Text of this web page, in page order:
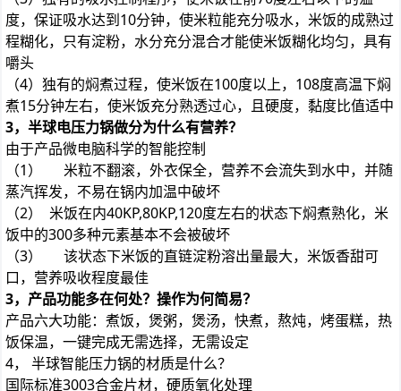
度，保证吸水达到10分钟，使米粒能充分吸水，米饭的成熟过
程糊化，只有淀粉，水分充分混合才能使米饭糊化均匀，具有
嚼头
（4）独有的焖煮过程，使米饭在100度以上，108度高温下焖
煮15分钟左右，使米饭充分熟透过心，且硬度，黏度比值适中
3，半球电压力锅做分为什么有营养？
由于产品微电脑科学的智能控制
（1） 米粒不翻滚，外衣保全，营养不会流失到水中，并随
蒸汽挥发，不易在锅内加温中破坏
（2） 米饭在内40KP,80KP,120度左右的状态下焖煮熟化，米
饭中的300多种元素基本不会被破坏
（3） 该状态下米饭的直链淀粉溶出量最大，米饭香甜可
口，营养吸收程度最佳
3，产品功能多在何处？操作为何简易？
产品六大功能：煮饭，煲粥，煲汤，快煮，熬炖，烤蛋糕，热
饭保温，一键完成无需选择，无需设定
4， 半球智能压力锅的材质是什么？
国际标准3003合金片材，硬质氧化处理